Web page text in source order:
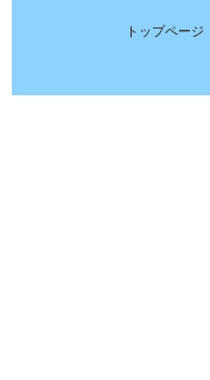
トップページ